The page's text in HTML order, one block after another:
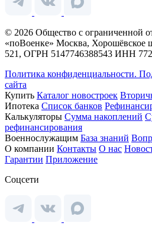
© 2026 Общество с ограниченной
«поВоенке» Москва, Хорошёвское
521, ОГРН 5147746388543 ИНН
Политика конфиденциальности.
сайта
Купить Каталог новостроек
Ипотека Список банков
Калькуляторы Сумма накоплений
рефинансирования
Военнослужащим База знаний
О компании Контакты О нас
Гарантии Приложение
Соцсети